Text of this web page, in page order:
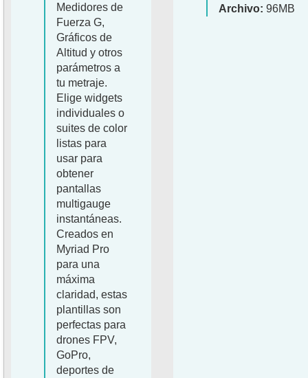
Medidores de
Fuerza G,
Gráficos de
Altitud y otros
parámetros a
tu metraje.
Elige widgets
individuales o
suites de color
listas para
usar para
obtener
pantallas
multigauge
instantáneas.
Creados en
Myriad Pro
para una
máxima
claridad, estas
plantillas son
perfectas para
drones FPV,
GoPro,
deportes de
Archivo: 96MB